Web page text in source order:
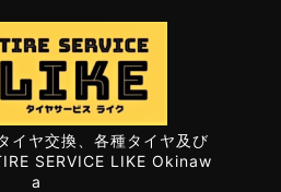
イヤ交換、各種タイヤ及び
SERVICE LIKE Okinaw
a